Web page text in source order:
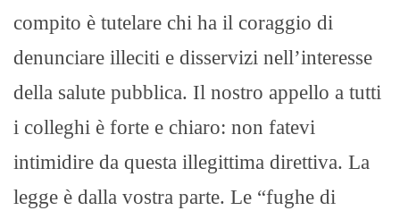
compito è tutelare chi ha il coraggio di
denunciare illeciti e disservizi nell’interesse
della salute pubblica. Il nostro appello a tutti
i colleghi è forte e chiaro: non fatevi
intimidire da questa illegittima direttiva. La
legge è dalla vostra parte. Le “fughe di